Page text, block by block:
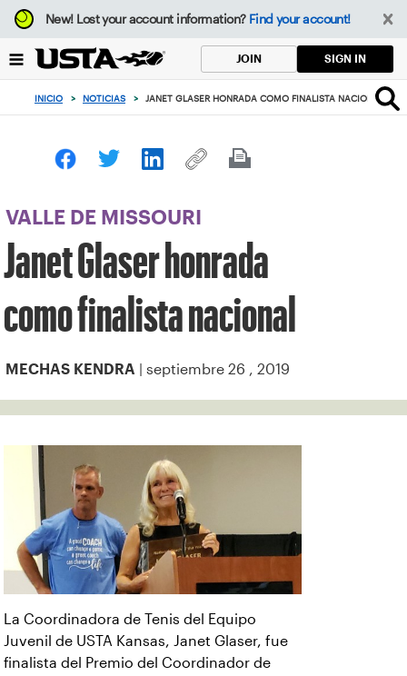
Enfoque
desde
botón
volver
principio
New!Lost your account information? Find your account!
JOIN SIGN IN
INICIO > NOTICIAS > JANET GLASER HONRADA COMO FINALISTA NACIONAL
VALLE DE MISSOURI
Janet Glaser honrada
como finalista nacional
MECHAS KENDRA | septiembre 26 , 2019
La Coordinadora de Tenis del Equipo
Juvenil de USTA Kansas, Janet Glaser, fue
finalista del Premio del Coordinador de